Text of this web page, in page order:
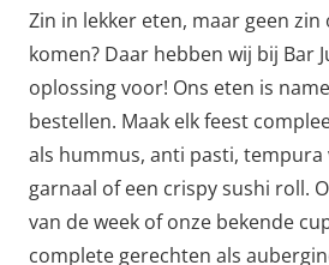
Zin in lekker eten, maar geen
komen? Daar hebben wij bij Bar
oplossing voor! Ons eten is
bestellen. Maak elk feest
als hummus, anti pasti, tempura
garnaal of een crispy sushi roll.
van de week of onze bekende
complete gerechten als